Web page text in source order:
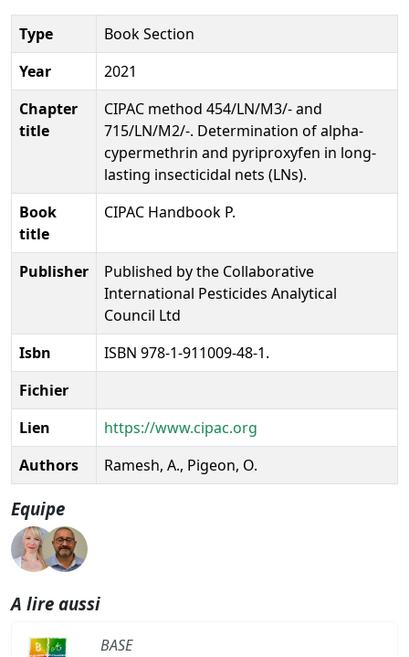
Type
Book Section
Year
2021
Chapter
title
CIPAC method 454/LN/M3/- and
715/LN/M2/-. Determination of alpha-
cypermethrin and pyriproxyfen in long-
lasting insecticidal nets (LNs).
Book
title
CIPAC Handbook P.
Publisher
Published by the Collaborative
International Pesticides Analytical
Council Ltd
Isbn
ISBN 978-1-911009-48-1.
Fichier
Lien
https://www.cipac.org
Authors
Ramesh, A., Pigeon, O.
Equipe
A lire aussi
BASE